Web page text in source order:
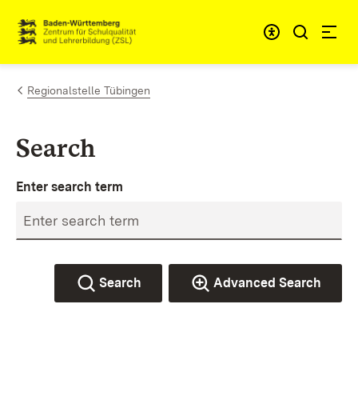
Skip to content
Link to homepage
Regionalstelle Tübingen
Search
Enter search term
Search Advanced Search